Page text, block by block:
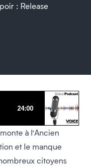
: Release
à l’Ancien
et le manque
citoyens